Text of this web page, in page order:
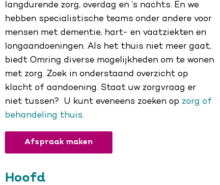
langdurende zorg, overdag en ’s nachts. En we
hebben specialistische teams onder andere voor
mensen met dementie, hart- en vaatziekten en
longaandoeningen. Als het thuis niet meer gaat,
biedt Omring diverse mogelijkheden om te wonen
met zorg. Zoek in onderstaand overzicht op
klacht of aandoening. Staat uw zorgvraag er
niet tussen? U kunt eveneens zoeken op zorg of
behandeling thuis.
Afspraak maken
Hoofd